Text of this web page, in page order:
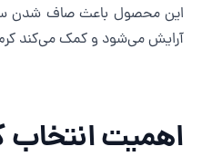
محصول باعث صاف شدن سطح
می‌شود و کمک می‌کند
انتخاب